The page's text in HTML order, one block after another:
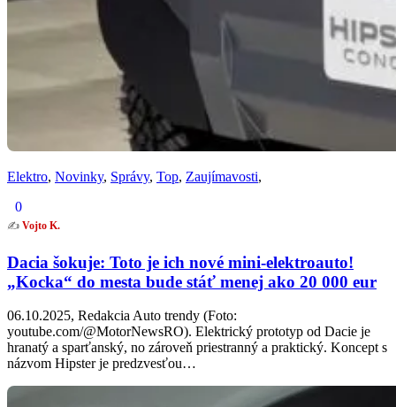
Elektro, Novinky, Správy, Top, Zaujímavosti,
0
✍️ Vojto K.
Dacia šokuje: Toto je ich nové mini-elektroauto!
„Kocka“ do mesta bude stáť menej ako 20 000 eur
06.10.2025, Redakcia Auto trendy (Foto:
youtube.com/@MotorNewsRO). Elektrický prototyp od Dacie je
hranatý a sparťanský, no zároveň priestranný a praktický. Koncept s
názvom Hipster je predzvesťou…